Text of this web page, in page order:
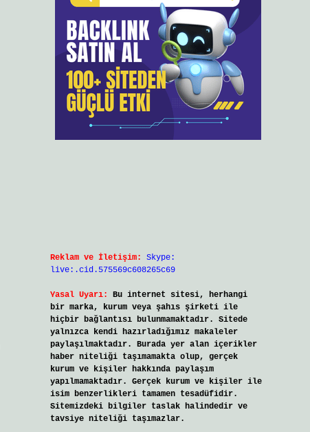
Reklam ve İletişim:
Skype:
live:.cid.575569c608265c69
Yasal Uyarı:
Bu internet sitesi, herhangi
bir marka, kurum veya şahıs şirketi ile
hiçbir bağlantısı bulunmamaktadır. Sitede
yalnızca kendi hazırladığımız makaleler
paylaşılmaktadır. Burada yer alan içerikler
haber niteliği taşımamakta olup, gerçek
kurum ve kişiler hakkında paylaşım
yapılmamaktadır. Gerçek kurum ve kişiler ile
isim benzerlikleri tamamen tesadüfidir.
Sitemizdeki bilgiler taslak halindedir ve
tavsiye niteliği taşımazlar.